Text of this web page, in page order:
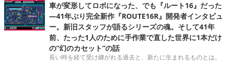
車が変形してロボになった、でも『ルート16』だった
―41年ぶり完全新作『ROUTE16R』開発者インタビュ
ー。新旧スタッフが語るシリーズの魂。そして41年
前、たった1人のために手作業で直した世界に1本だけ
の“幻のカセット”の話
長い時を経て受け継がれる過去と、新たに生まれるものとは。